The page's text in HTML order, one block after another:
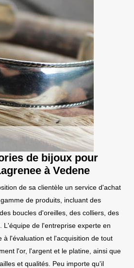
de bijoux pour
à Vedene
de sa clientèle un service d'achat
de produits, incluant des
boucles d'oreilles, des colliers, des
L'équipe de l'entreprise experte en
à l'évaluation et l'acquisition de tout
l'or, l'argent et le platine, ainsi que
et qualités. Peu importe qu'il